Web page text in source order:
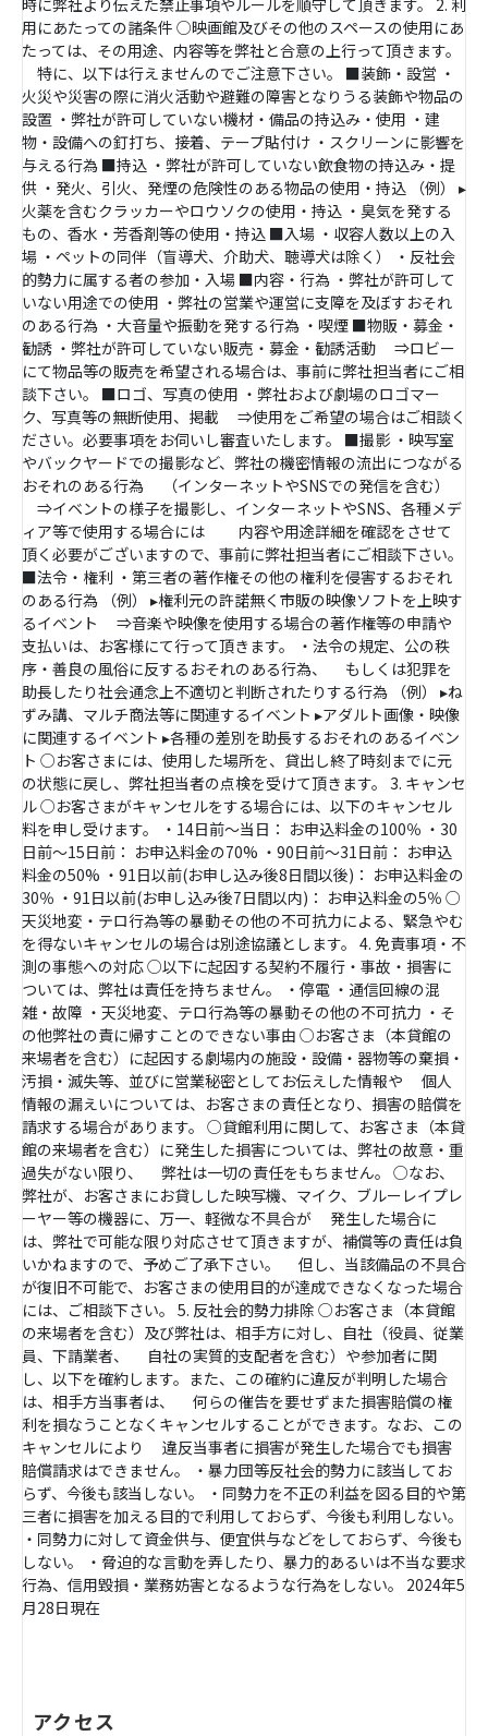
時に弊社より伝えた禁止事項やルールを順守して頂きます。 2. 利
用にあたっての諸条件 ○映画館及びその他のスペースの使用にあ
たっては、その用途、内容等を弊社と合意の上行って頂きます。
特に、以下は行えませんのでご注意下さい。 ■装飾・設営 ・
火災や災害の際に消火活動や避難の障害となりうる装飾や物品の
設置 ・弊社が許可していない機材・備品の持込み・使用 ・建
物・設備への釘打ち、接着、テープ貼付け ・スクリーンに影響を
与える行為 ■持込 ・弊社が許可していない飲食物の持込み・提
供 ・発火、引火、発煙の危険性のある物品の使用・持込 （例） ▸
火薬を含むクラッカーやロウソクの使用・持込 ・臭気を発する
もの、香水・芳香剤等の使用・持込 ■入場 ・収容人数以上の入
場 ・ペットの同伴（盲導犬、介助犬、聴導犬は除く） ・反社会
的勢力に属する者の参加・入場 ■内容・行為 ・弊社が許可して
いない用途での使用 ・弊社の営業や運営に支障を及ぼすおそれ
のある行為 ・大音量や振動を発する行為 ・喫煙 ■物販・募金・
勧誘 ・弊社が許可していない販売・募金・勧誘活動 ⇒ロビー
にて物品等の販売を希望される場合は、事前に弊社担当者にご相
談下さい。 ■ロゴ、写真の使用 ・弊社および劇場のロゴマー
ク、写真等の無断使用、掲載 ⇒使用をご希望の場合はご相談く
ださい。必要事項をお伺いし審査いたします。 ■撮影 ・映写室
やバックヤードでの撮影など、弊社の機密情報の流出につながる
おそれのある行為 （インターネットやSNSでの発信を含む）
⇒イベントの様子を撮影し、インターネットやSNS、各種メデ
ィア等で使用する場合には 内容や用途詳細を確認をさせて
頂く必要がございますので、事前に弊社担当者にご相談下さい。
■法令・権利 ・第三者の著作権その他の権利を侵害するおそれ
のある行為 （例） ▸権利元の許諾無く市販の映像ソフトを上映す
るイベント ⇒音楽や映像を使用する場合の著作権等の申請や
支払いは、お客様にて行って頂きます。 ・法令の規定、公の秩
序・善良の風俗に反するおそれのある行為、 もしくは犯罪を
助長したり社会通念上不適切と判断されたりする行為 （例） ▸ね
ずみ講、マルチ商法等に関連するイベント ▸アダルト画像・映像
に関連するイベント ▸各種の差別を助長するおそれのあるイベン
ト ○お客さまには、使用した場所を、貸出し終了時刻までに元
の状態に戻し、弊社担当者の点検を受けて頂きます。 3. キャンセ
ル ○お客さまがキャンセルをする場合には、以下のキャンセル
料を申し受けます。 ・14日前～当日： お申込料金の100％ ・30
日前～15日前： お申込料金の70% ・90日前～31日前： お申込
料金の50% ・91日以前(お申し込み後8日間以後)： お申込料金の
30％ ・91日以前(お申し込み後7日間以内)： お申込料金の5％ ○
天災地変・テロ行為等の暴動その他の不可抗力による、緊急やむ
を得ないキャンセルの場合は別途協議とします。 4. 免責事項・不
測の事態への対応 ○以下に起因する契約不履行・事故・損害に
ついては、弊社は責任を持ちません。 ・停電 ・通信回線の混
雑・故障 ・天災地変、テロ行為等の暴動その他の不可抗力 ・そ
の他弊社の責に帰すことのできない事由 ○お客さま（本貸館の
来場者を含む）に起因する劇場内の施設・設備・器物等の棄損・
汚損・滅失等、並びに営業秘密としてお伝えした情報や 個人
情報の漏えいについては、お客さまの責任となり、損害の賠償を
請求する場合があります。 ○貸館利用に関して、お客さま（本貸
館の来場者を含む）に発生した損害については、弊社の故意・重
過失がない限り、 弊社は一切の責任をもちません。 ○なお、
弊社が、お客さまにお貸しした映写機、マイク、ブルーレイプレ
ーヤー等の機器に、万一、軽微な不具合が 発生した場合に
は、弊社で可能な限り対応させて頂きますが、補償等の責任は負
いかねますので、予めご了承下さい。 但し、当該備品の不具合
が復旧不可能で、お客さまの使用目的が達成できなくなった場合
には、ご相談下さい。 5. 反社会的勢力排除 ○お客さま（本貸館
の来場者を含む）及び弊社は、相手方に対し、自社（役員、従業
員、下請業者、 自社の実質的支配者を含む）や参加者に関
し、以下を確約します。また、この確約に違反が判明した場合
は、相手方当事者は、 何らの催告を要せずまた損害賠償の権
利を損なうことなくキャンセルすることができます。なお、この
キャンセルにより 違反当事者に損害が発生した場合でも損害
賠償請求はできません。 ・暴力団等反社会的勢力に該当してお
らず、今後も該当しない。 ・同勢力を不正の利益を図る目的や第
三者に損害を加える目的で利用しておらず、今後も利用しない。
・同勢力に対して資金供与、便宜供与などをしておらず、今後も
しない。 ・脅迫的な言動を弄したり、暴力的あるいは不当な要求
行為、信用毀損・業務妨害となるような行為をしない。 2024年5
月28日現在
アクセス